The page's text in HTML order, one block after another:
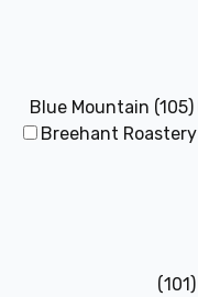
Blue Mountain (105)
Breehant Roastery
(
101
)